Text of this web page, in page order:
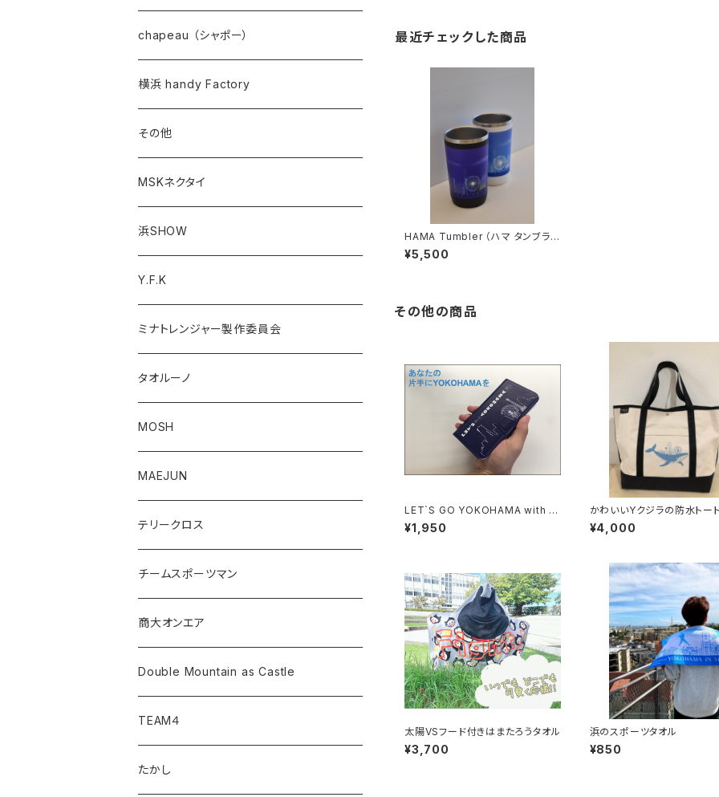
最近チェックした商品
HAMA Tumbler （ハマ タンブラ
ー） 昼夜セット
¥5,500
その他の商品
LET`S GO YOKOHAMA with シ
ョウちゃん
¥1,950
かわいいYクジラの防水トー
グ
¥4,000
太陽VSフード付きはまたろうタオル
¥3,700
浜のスポーツタオル
¥850
chapeau （シャポー）
横浜 handy Factory
その他
MSKネクタイ
浜SHOW
Y.F.K
ミナトレンジャー製作委員会
タオルーノ
MOSH
MAEJUN
テリークロス
チームスポーツマン
商大オンエア
Double Mountain as Castle
TEAM４
たかし